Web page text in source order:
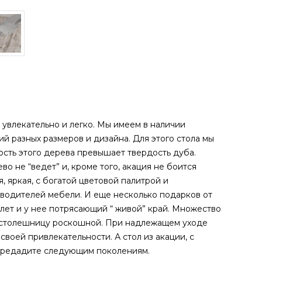
и легко. Мы имеем в наличии
разных размеров и дизайна. Для этого стола мы
этого дерева превышает твердость дуба.
не “ведет” и, кроме того, акация не боится
с богатой цветовой палитрой и
мебели. И еще несколько подарков от
и у нее потрясающий “ живой” край. Множество
роскошной. При надлежащем уходе
привлекательности. А стол из акации, с
следующим поколениям.